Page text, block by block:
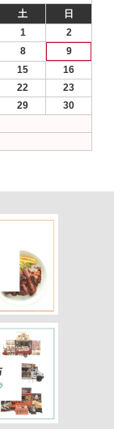
土 日
1
2
8
9
15
16
22
23
29
30